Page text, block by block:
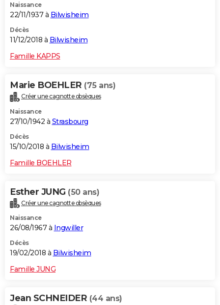
Naissance
22/11/1937 à Bilwisheim
Décès
11/12/2018 à Bilwisheim
Famille KAPPS
Marie BOEHLER (75 ans)
Créer une cagnotte obsèques
Naissance
27/10/1942 à Strasbourg
Décès
15/10/2018 à Bilwisheim
Famille BOEHLER
Esther JUNG (50 ans)
Créer une cagnotte obsèques
Naissance
26/08/1967 à Ingwiller
Décès
19/02/2018 à Bilwisheim
Famille JUNG
Jean SCHNEIDER (44 ans)